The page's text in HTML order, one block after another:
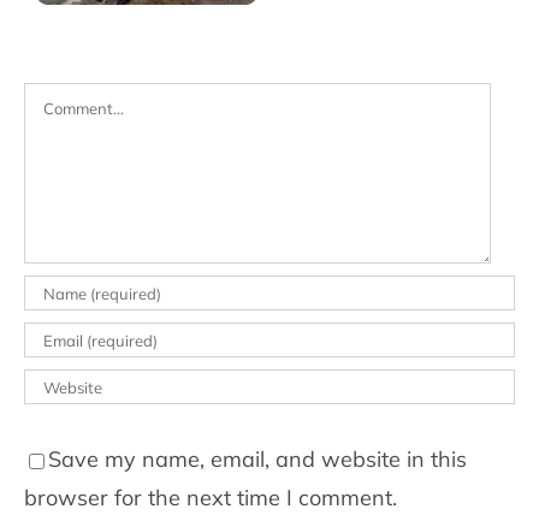
Comment
Save my name, email, and website in this
browser for the next time I comment.